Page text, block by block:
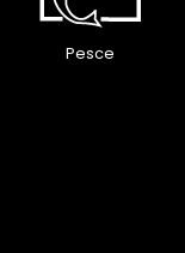
Pesce